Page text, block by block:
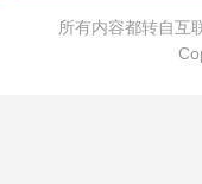
所有内容都转自互